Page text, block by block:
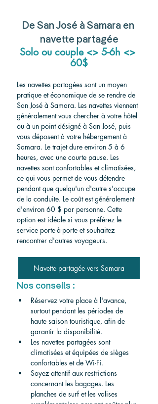
De San José à Samara en
navette partagée
Solo ou couple <> 5-6h <>
60$
Les navettes partagées sont un moyen
pratique et économique de se rendre de
San José à Samara. Les navettes viennent
généralement vous chercher à votre hôtel
ou à un point désigné à San José, puis
vous déposent à votre hébergement à
Samara. Le trajet dure environ 5 à 6
heures, avec une courte pause. Les
navettes sont confortables et climatisées,
ce qui vous permet de vous détendre
pendant que quelqu'un d'autre s'occupe
de la conduite. Le coût est généralement
d'environ 60 $ par personne. Cette
option est idéale si vous préférez le
service porte-à-porte et souhaitez
rencontrer d'autres voyageurs.
Navette partagée vers Samara
Nos conseils :
Réservez votre place à l'avance,
surtout pendant les périodes de
haute saison touristique, afin de
garantir la disponibilité.
Les navettes partagées sont
climatisées et équipées de sièges
confortables et de Wi-Fi.
Soyez attentif aux restrictions
concernant les bagages. Les
planches de surf et les valises